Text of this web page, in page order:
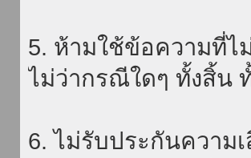
5. ห้ามใช้ข้อความที่ไ
ไม่ว่ากรณีใดๆ ทั้งสิ้น
6. ไม่รับประกันความ